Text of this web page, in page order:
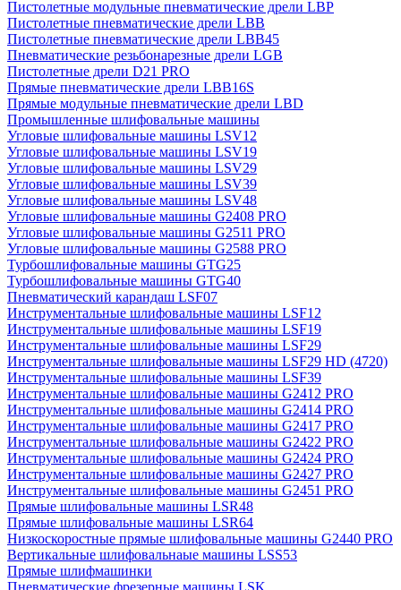
Пистолетные модульные пневматические дрели LBP
Пистолетные пневматические дрели LBB
Пистолетные пневматические дрели LBB45
Пневматические резьбонарезные дрели LGB
Пистолетные дрели D21 PRO
Прямые пневматические дрели LBB16S
Прямые модульные пневматические дрели LBD
Промышленные шлифовальные машины
Угловые шлифовальные машины LSV12
Угловые шлифовальные машины LSV19
Угловые шлифовальные машины LSV29
Угловые шлифовальные машины LSV39
Угловые шлифовальные машины LSV48
Угловые шлифовальные машины G2408 PRO
Угловые шлифовальные машины G2511 PRO
Угловые шлифовальные машины G2588 PRO
Турбошлифовальные машины GTG25
Турбошлифовальные машины GTG40
Пневматический карандаш LSF07
Инструментальные шлифовальные машины LSF12
Инструментальные шлифовальные машины LSF19
Инструментальные шлифовальные машины LSF29
Инструментальные шлифовальные машины LSF29 HD (4720)
Инструментальные шлифовальные машины LSF39
Инструментальные шлифовальные машины G2412 PRO
Инструментальные шлифовальные машины G2414 PRO
Инструментальные шлифовальные машины G2417 PRO
Инструментальные шлифовальные машины G2422 PRO
Инструментальные шлифовальные машины G2424 PRO
Инструментальные шлифовальные машины G2427 PRO
Инструментальные шлифовальные машины G2451 PRO
Прямые шлифовальные машины LSR48
Прямые шлифовальные машины LSR64
Низкоскоростные прямые шлифовальные машины G2440 PRO
Вертикальные шлифовальнаые машины LSS53
Прямые шлифмашинки
Пневматические фрезерные машины LSK